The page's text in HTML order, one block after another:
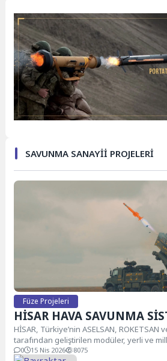
SAVUNMA SANAYİİ PROJELERİ
Füze Projeleri
HİSAR HAVA SAVUNMA
HİSAR, Türkiye’nin ASELSAN, ROKETSAN
tarafından geliştirilen modüler, yerli ve
0 15 Nis 2026 8075